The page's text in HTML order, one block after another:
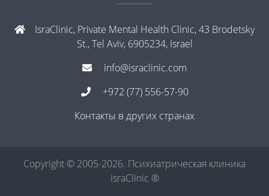
IsraClinic, Private Mental Health Clinic, 43 Brodetsky
St., Tel Aviv, 6905234, Israel
info@israclinic.com
+972 (77) 556-57-90
Контакты в других странах
Copyright © 2005-2026. Психиатрическая клиника
IsraClinic ®